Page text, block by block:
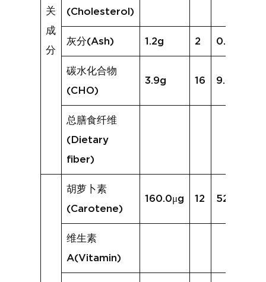
关
成
分
(Cholesterol)
灰分(Ash) 1.2g 2 0.7g
碳水化合物
(CHO)
3.9g 16 9.7g
总膳食纤维
(Dietary
fiber)
胡萝卜素
(Carotene)
160.0μg 12 523.9μg
维生素
A(Vitamin)